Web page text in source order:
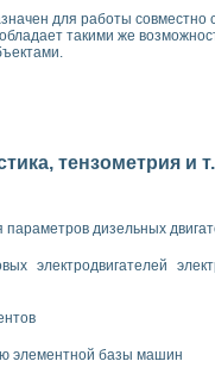
сред
наноструктур
применением современных
полигармонической
основе платы USB 6008 в
структурах
экспериментов:
для работы совместно
такими же
тензометрия и
дизельных
электродвигателей
элементной базы машин